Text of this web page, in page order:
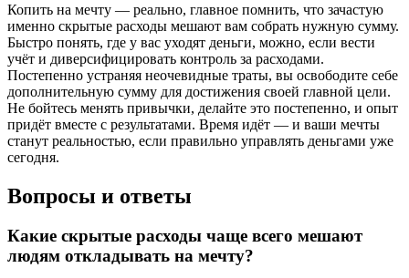
Копить на мечту — реально, главное помнить, что зачастую
именно скрытые расходы мешают вам собрать нужную сумму.
Быстро понять, где у вас уходят деньги, можно, если вести
учёт и диверсифицировать контроль за расходами.
Постепенно устраняя неочевидные траты, вы освободите себе
дополнительную сумму для достижения своей главной цели.
Не бойтесь менять привычки, делайте это постепенно, и опыт
придёт вместе с результатами. Время идёт — и ваши мечты
станут реальностью, если правильно управлять деньгами уже
сегодня.
Вопросы и ответы
Какие скрытые расходы чаще всего мешают
людям откладывать на мечту?